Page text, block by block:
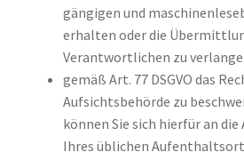
gängigen und
erhalten oder die
Verantwortlichen zu
gemäß Art. 77 DSGVO das
Aufsichtsbehörde zu
können Sie sich hierfür an
Ihres üblichen